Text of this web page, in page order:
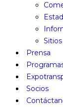
Prensa
Socios